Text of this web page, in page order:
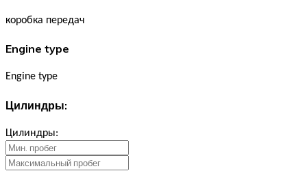
коробка передач
Engine type
Engine type
Цилиндры:
Цилиндры: